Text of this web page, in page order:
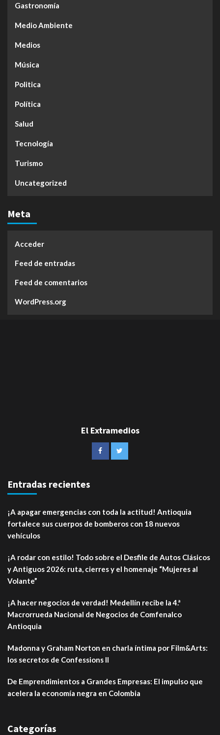
Gastronomía
Medio Ambiente
Medios
Música
Politica
Política
Salud
Tecnología
Turismo
Uncategorized
Meta
Acceder
Feed de entradas
Feed de comentarios
WordPress.org
El Extramedios
Entradas recientes
¡A apagar emergencias con toda la actitud! Antioquia
fortalece sus cuerpos de bomberos con 18 nuevos
vehículos
¡A rodar con estilo! Todo sobre el Desfile de Autos Clásicos
y Antiguos 2026: ruta, cierres y el homenaje “Mujeres al
Volante”
¡A hacer negocios de verdad! Medellín recibe la 4.ª
Macrorrueda Nacional de Negocios de Comfenalco
Antioquia
Madonna y Graham Norton en charla íntima por Film&Arts:
los secretos de Confessions II
De Emprendimientos a Grandes Empresas: El impulso que
acelera la economía negra en Colombia
Categorías